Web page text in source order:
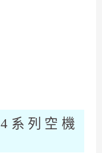
系列空機